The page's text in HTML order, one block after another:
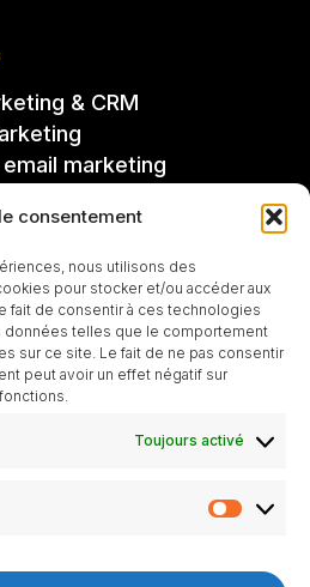
consentement
nous utilisons des
pour stocker et/ou accéder aux
fait de consentir à ces technologies
données telles que le comportement
sur ce site. Le fait de ne pas consentir
peut avoir un effet négatif sur
Toujours activé
& CRM
marketing
de leads